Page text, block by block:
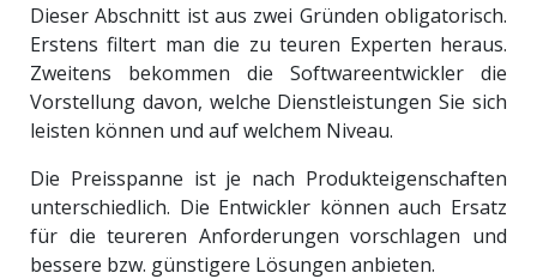
Dieser Abschnitt ist aus zwei Gründen obligatorisch.
Erstens filtert man die zu teuren Experten heraus.
Zweitens bekommen die Softwareentwickler die
Vorstellung davon, welche Dienstleistungen Sie sich
leisten können und auf welchem ​​Niveau.
Die Preisspanne ist je nach Produkteigenschaften
unterschiedlich. Die Entwickler können auch Ersatz
für die teureren Anforderungen vorschlagen und
bessere bzw. günstigere Lösungen anbieten.